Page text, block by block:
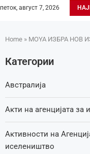
петок, август 7, 2026
Home » MOYA ИЗБРА НОВ
Категории
Австралија
Акти на агенцијата за
Активности на
иселеништво